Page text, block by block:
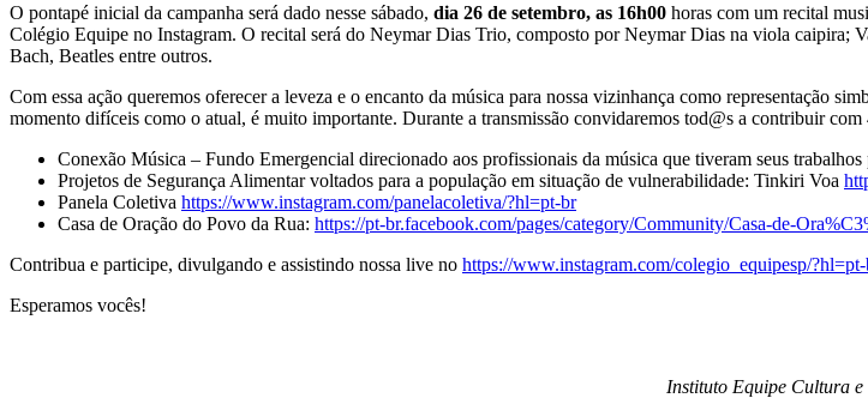
O pontapé inicial da campanha será dado nesse sábado, dia 26 de setembro, as 16h00 horas com um recital
Colégio Equipe no Instagram. O recital será do Neymar Dias Trio, composto por Neymar Dias na viola
Bach, Beatles entre outros.
Com essa ação queremos oferecer a leveza e o encanto da música para nossa vizinhança como representação
momento difíceis como o atual, é muito importante. Durante a transmissão convidaremos tod@s a contribuir
Conexão Música – Fundo Emergencial direcionado aos profissionais da música que tiveram seus trabalhos
Projetos de Segurança Alimentar voltados para a população em situação de vulnerabilidade: Tinkiri Voa
Panela Coletiva https://www.instagram.com/panelacoletiva/?hl=pt-br
Casa de Oração do Povo da Rua: https://pt-br.facebook.com/pages/category/Community/Casa-de-
Contribua e participe, divulgando e assistindo nossa live no https://www.instagram.com/colegio_equipesp/
Esperamos vocês!
Instituto Equipe Cultura